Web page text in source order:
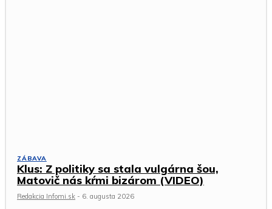
ZÁBAVA
Klus: Z politiky sa stala vulgárna šou,
Matovič nás kŕmi bizárom (VIDEO)
Redakcia Infomi.sk - 6. augusta 2026